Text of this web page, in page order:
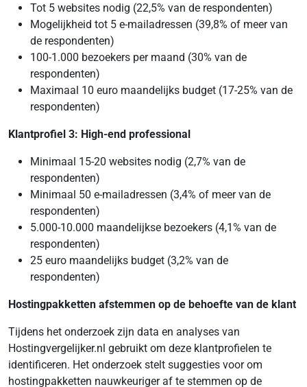
Tot 5 websites nodig (22,5% van de respondenten)
Mogelijkheid tot 5 e-mailadressen (39,8% of meer van
de respondenten)
100-1.000 bezoekers per maand (30% van de
respondenten)
Maximaal 10 euro maandelijks budget (17-25% van de
respondenten)
Klantprofiel 3: High-end professional
Minimaal 15-20 websites nodig (2,7% van de
respondenten)
Minimaal 50 e-mailadressen (3,4% of meer van de
respondenten)
5.000-10.000 maandelijkse bezoekers (4,1% van de
respondenten)
25 euro maandelijks budget (3,2% van de
respondenten)
Hostingpakketten afstemmen op de behoefte van de klant
Tijdens het onderzoek zijn data en analyses van
Hostingvergelijker.nl gebruikt om deze klantprofielen te
identificeren. Het onderzoek stelt suggesties voor om
hostingpakketten nauwkeuriger af te stemmen op de